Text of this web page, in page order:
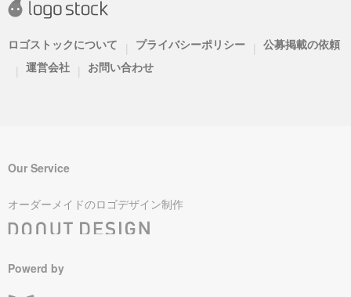
ロゴストックについて | プライバシーポリシー | 公募掲載の依頼
| 運営会社 | お問い合わせ
Our Service
オーダーメイドのロゴデザイン制作
Powerd by